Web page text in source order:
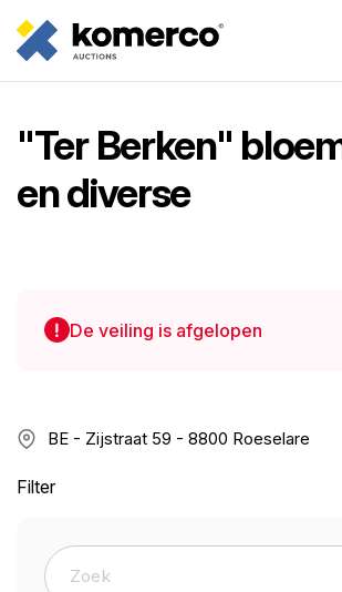
"Ter Berken"
en diverse
De veiling is afgelopen
BE - Zijstraat 59 - 8800 Roeselare
Filter